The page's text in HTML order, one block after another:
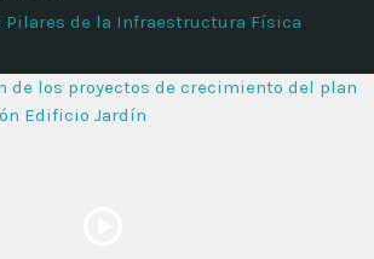
Pilares de la Infraestructura Física